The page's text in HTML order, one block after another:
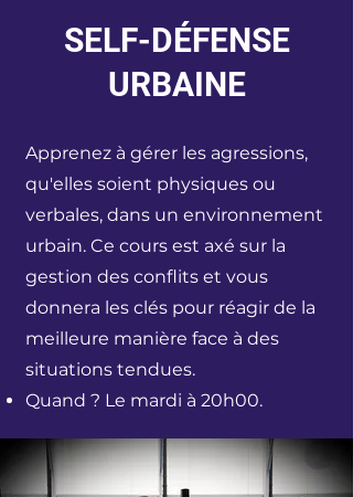
SELF-DÉFENSE
URBAINE
Apprenez à gérer les agressions,
qu'elles soient physiques ou
verbales, dans un environnement
urbain. Ce cours est axé sur la
gestion des conflits et vous
donnera les clés pour réagir de la
meilleure manière face à des
situations tendues.
Quand ? Le mardi à 20h00.